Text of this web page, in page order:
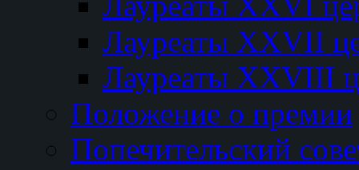
Лауреаты XXVII
Лауреаты XXVIII
Положение о премии
Попечительский